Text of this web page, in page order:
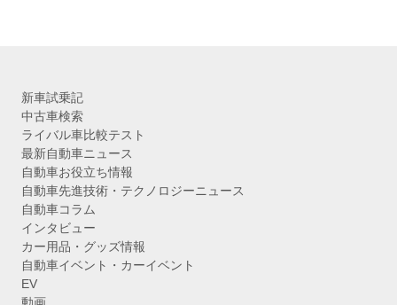
新車試乗記
中古車検索
ライバル車比較テスト
最新自動車ニュース
自動車お役立ち情報
自動車先進技術・テクノロジーニュース
自動車コラム
インタビュー
カー用品・グッズ情報
自動車イベント・カーイベント
EV